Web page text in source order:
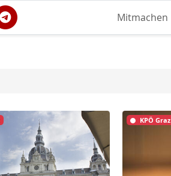
Mitmachen
KPÖ Graz